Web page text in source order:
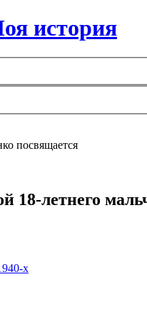
история
посвящается
18-летнего
х